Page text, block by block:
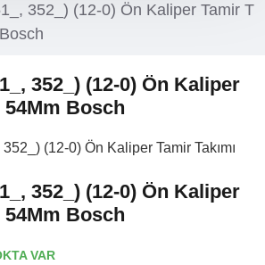
352_) (12-0) Ön Kaliper Tamir T
352_) (12-0) Ön Kaliper
54Mm Bosch
352_) (12-0) Ön Kaliper
54Mm Bosch
VAR